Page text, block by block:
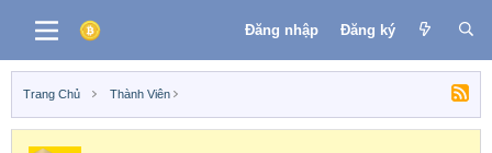
Đăng nhập Đăng ký
Trang Chủ Thành Viên